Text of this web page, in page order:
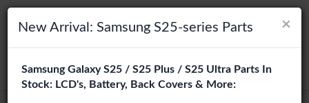
×
Wählen Sie Ihre Sprache
Es sieht so aus, als wären Sie in Vereinigte Staaten
Navigation umschalten
suchen
Login
×
New Arrival: Samsung S25-series Parts
Samsung Galaxy S25 / S25 Plus / S25 Ultra Parts In
Stock: LCD's, Battery, Back Covers & More: